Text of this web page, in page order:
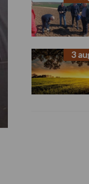
3